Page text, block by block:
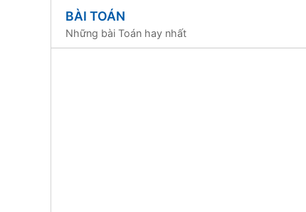
BÀI TOÁN
Những bài Toán hay nhất